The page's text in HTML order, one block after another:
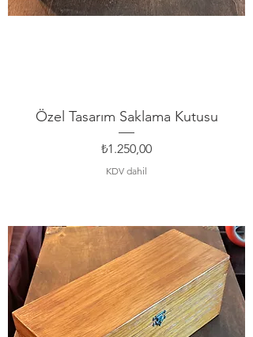
Özel Tasarım Saklama Kutusu
Fiyat
₺1.250,00
KDV dahil